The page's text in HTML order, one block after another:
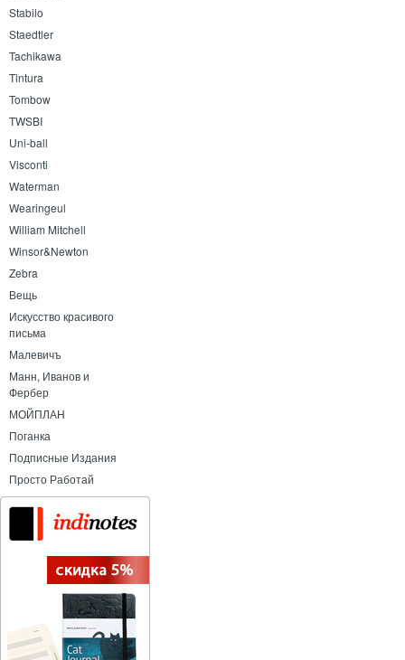
Stabilo
Staedtler
Tachikawa
Tintura
Tombow
TWSBI
Uni-ball
Visconti
Waterman
Wearingeul
William Mitchell
Winsor&Newton
Zebra
Вещь
Искусство красивого
письма
Малевичъ
Манн, Иванов и
Фербер
МОЙПЛАН
Поганка
Подписные Издания
Просто Работай